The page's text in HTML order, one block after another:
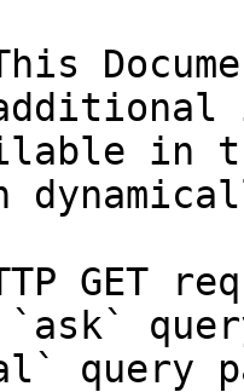
in
GET
query